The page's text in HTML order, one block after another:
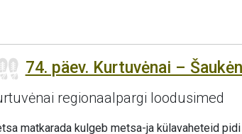
74. päev. Kurtuvėnai –
regionaalpargi loodusimed
matkarada kulgeb metsa-ja külavaheteid